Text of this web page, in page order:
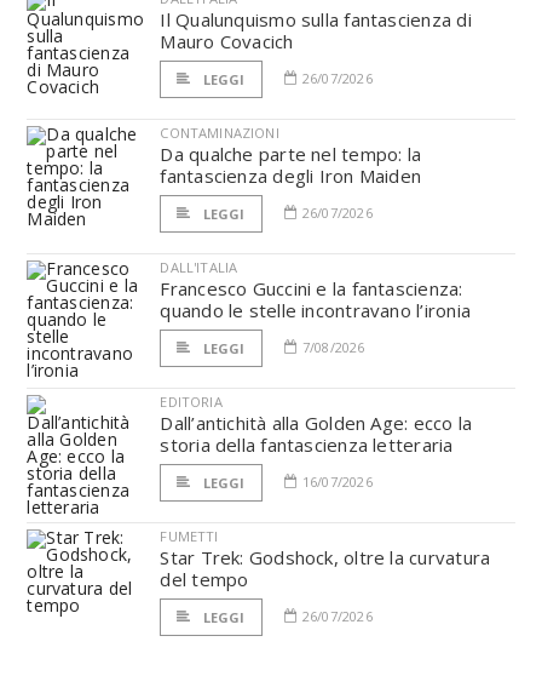
Il Qualunquismo sulla fantascienza di
Mauro Covacich
LEGGI 26/07/2026
CONTAMINAZIONI
Da qualche parte nel tempo: la
fantascienza degli Iron Maiden
LEGGI 26/07/2026
DALL'ITALIA
Francesco Guccini e la fantascienza:
quando le stelle incontravano l’ironia
LEGGI 7/08/2026
EDITORIA
Dall’antichità alla Golden Age: ecco la
storia della fantascienza letteraria
LEGGI 16/07/2026
FUMETTI
Star Trek: Godshock, oltre la curvatura
del tempo
LEGGI 26/07/2026